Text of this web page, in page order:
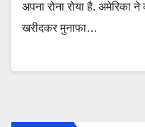
अपना रोना रोया है.
खरीदकर मुनाफा…